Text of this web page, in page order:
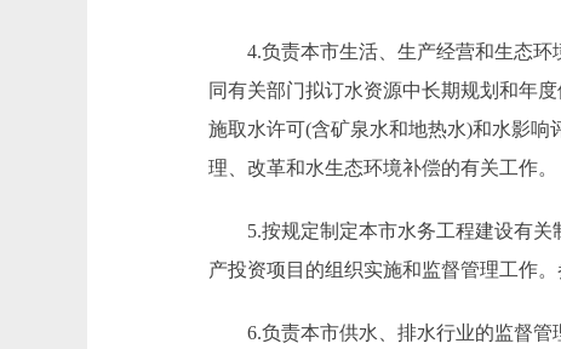
4.负责本市生活、生产经营和生态环
同有关部门拟订水资源中长期规划和年
施取水许可(含矿泉水和地热水)和水影
理、改革和水生态环境补偿的有关工作。
5.按规定制定本市水务工程建设有关
产投资项目的组织实施和监督管理工作
6.负责本市供水、排水行业的监督管